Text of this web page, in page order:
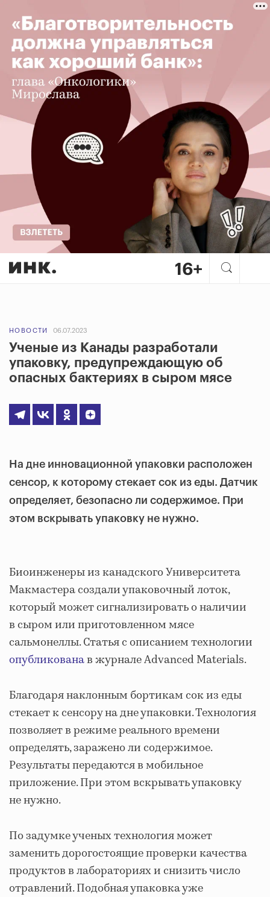
НОВОСТИ 06.07.2023
Ученые из Канады разработали
упаковку, предупреждающую об
опасных бактериях в сыром мясе
На дне инновационной упаковки расположен
сенсор, к которому стекает сок из еды. Датчик
определяет, безопасно ли содержимое. При
этом вскрывать упаковку не нужно.
Биоинженеры из канадского Университета
Макмастера создали упаковочный лоток,
который может сигнализировать о наличии
в сыром или приготовленном мясе
сальмонеллы. Статья с описанием технологии
опубликованав журнале Advanced Materials.
Благодаря наклонным бортикам сок из еды
стекает к сенсору на дне упаковки. Технология
позволяет в режиме реального времени
определять, заражено ли содержимое.
Результаты передаются в мобильное
приложение. При этом вскрывать упаковку
не нужно.
По задумке ученых технология может
заменить дорогостоящие проверки качества
продуктов в лабораториях и снизить число
отравлений. Подобная упаковка уже